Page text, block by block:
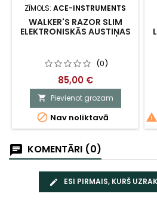
ZĪMOLS: ACE-INSTRUMENTS
WALKER'S RAZOR SLIM
ELEKTRONISKĀS AUSTIŅAS
(0)
85,00 €
 Pievienot grozam
 Nav noliktavā 
KOMENTĀRI (0)
ESI PIRMAIS, KURŠ